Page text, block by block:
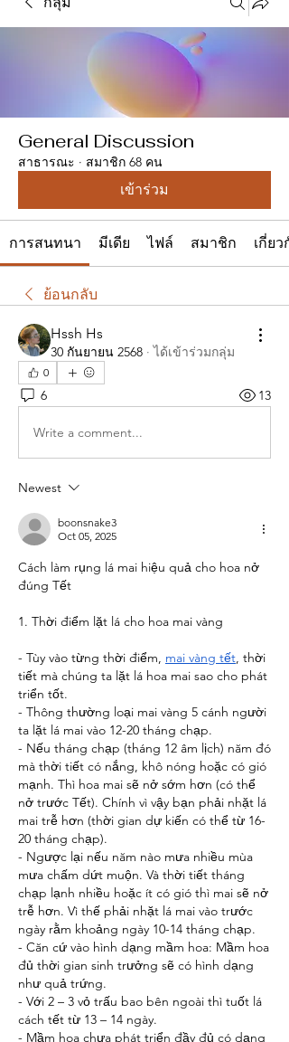
General Discussion
สาธารณะ · สมาชิก 68 คน
เข้าร่วม
การสนทนา มีเดีย ไฟล์ สมาชิก เกี่ยว
ย้อนกลับ
Hssh Hs
30 กันยายน 2568 ·ได้เข้าร่วมกลุ่ม
0
6 13
Write a comment...
Newest
boonsnake3
Oct 05, 2025
Cách làm rụng lá mai hiệu quả cho hoa nở
đúng Tết
1. Thời điểm lặt lá cho hoa mai vàng
- Tùy vào từng thời điểm, mai vàng tết, thời
tiết mà chúng ta lặt lá hoa mai sao cho phát
triển tốt.
- Thông thường loại mai vàng 5 cánh người
ta lặt lá mai vào 12-20 tháng chạp.
- Nếu tháng chạp (tháng 12 âm lịch) năm đó
mà thời tiết có nắng, khô nóng hoặc có gió
mạnh. Thì hoa mai sẽ nở sớm hơn (có thể
nở trước Tết). Chính vì vậy bạn phải nhặt lá
mai trễ hơn (thời gian dự kiến có thể từ 16-
20 tháng chạp).
- Ngược lại nếu năm nào mưa nhiều mùa
mưa chấm dứt muộn. Và thời tiết tháng
chạp lạnh nhiều hoặc ít có gió thì mai sẽ nở
trễ hơn. Vì thế phải nhặt lá mai vào trước
ngày rằm khoảng ngày 10-14 tháng chạp.
- Căn cứ vào hình dạng mầm hoa: Mầm hoa
đủ thời gian sinh trưởng sẽ có hình dạng
như quả trứng.
- Với 2 – 3 vỏ trấu bao bên ngoài thì tuốt lá
cách tết từ 13 – 14 ngày.
- Mầm hoa chưa phát triển đầy đủ có dạng